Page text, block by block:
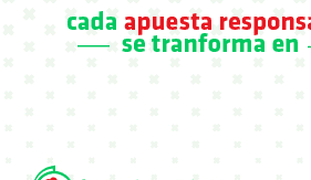
en la política de